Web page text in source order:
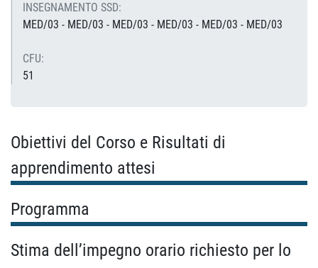
INSEGNAMENTO SSD:
MED/03 - MED/03 - MED/03 - MED/03 - MED/03 - MED/03
CFU:
51
Obiettivi del Corso e Risultati di
apprendimento attesi
Programma
Stima dell’impegno orario richiesto per lo